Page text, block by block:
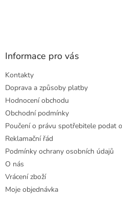
Informace pro vás
Kontakty
Doprava a způsoby platby
Hodnocení obchodu
Obchodní podmínky
Poučení o právu spotřebitele podat
Reklamační řád
Podmínky ochrany osobních údajů
O nás
Vrácení zboží
Moje objednávka